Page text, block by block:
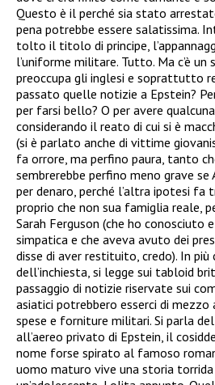
Questo è il perché sia stato
pena potrebbe essere salatissima.
tolto il titolo di principe,
l’uniforme militare. Tutto. Ma c’è un
preoccupa gli inglesi e soprattutto
passato quelle notizie a Epstein?
per farsi bello? O per avere
considerando il reato di cui si è
(si è parlato anche di vittime
fa orrore, ma perfino paura, tanto
sembrerebbe perfino meno grave se
per denaro, perché l’altra ipotesi fa
proprio che non sua famiglia reale,
Sarah Ferguson (che ho conosciuto
simpatica e che aveva avuto dei
disse di aver restituito, credo). In più
dell’inchiesta, si legge sui tabloid
passaggio di notizie riservate sui
asiatici potrebbero esserci di mezzo
spese e forniture militari. Si parla
all’aereo privato di Epstein, il
nome forse spirato al famoso
uomo maturo vive una storia